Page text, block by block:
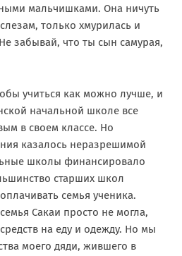
мальчишками. Она ничуть
только хмурилась и
забывай, что ты сын самурая,
учиться как можно лучше, и
начальной школе все
в своем классе. Но
казалось неразрешимой
школы финансировало
старших школ
семья ученика.
Сакаи просто не могла,
на еду и одежду. Но мы
моего дяди, жившего в